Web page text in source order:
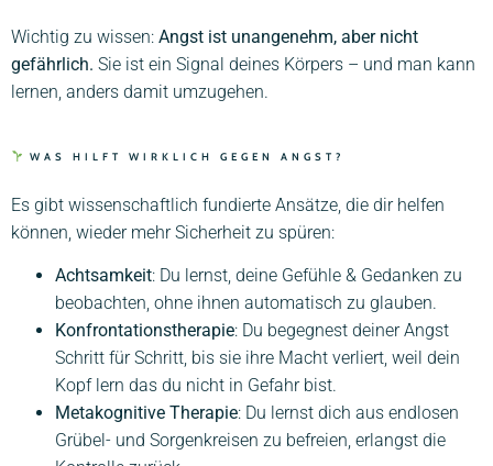
Wichtig zu wissen: Angst ist unangenehm, aber nicht
gefährlich. Sie ist ein Signal deines Körpers – und man kann
lernen, anders damit umzugehen.
WAS HILFT WIRKLICH GEGEN ANGST?
Es gibt wissenschaftlich fundierte Ansätze, die dir helfen
können, wieder mehr Sicherheit zu spüren:
Achtsamkeit: Du lernst, deine Gefühle & Gedanken zu
beobachten, ohne ihnen automatisch zu glauben.
Konfrontationstherapie: Du begegnest deiner Angst
Schritt für Schritt, bis sie ihre Macht verliert, weil dein
Kopf lern das du nicht in Gefahr bist.
Metakognitive Therapie: Du lernst dich aus endlosen
Grübel- und Sorgenkreisen zu befreien, erlangst die